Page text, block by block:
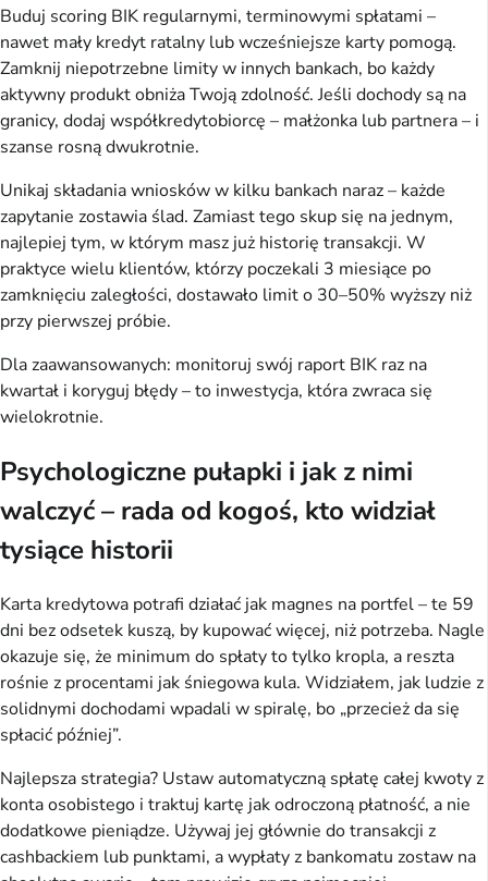
Buduj scoring BIK regularnymi, terminowymi spłatami –
nawet mały kredyt ratalny lub wcześniejsze karty pomogą.
Zamknij niepotrzebne limity w innych bankach, bo każdy
aktywny produkt obniża Twoją zdolność. Jeśli dochody są na
granicy, dodaj współkredytobiorcę – małżonka lub partnera – i
szanse rosną dwukrotnie.
Unikaj składania wniosków w kilku bankach naraz – każde
zapytanie zostawia ślad. Zamiast tego skup się na jednym,
najlepiej tym, w którym masz już historię transakcji. W
praktyce wielu klientów, którzy poczekali 3 miesiące po
zamknięciu zaległości, dostawało limit o 30–50% wyższy niż
przy pierwszej próbie.
Dla zaawansowanych: monitoruj swój raport BIK raz na
kwartał i koryguj błędy – to inwestycja, która zwraca się
wielokrotnie.
Psychologiczne pułapki i jak z nimi
walczyć – rada od kogoś, kto widział
tysiące historii
Karta kredytowa potrafi działać jak magnes na portfel – te 59
dni bez odsetek kuszą, by kupować więcej, niż potrzeba. Nagle
okazuje się, że minimum do spłaty to tylko kropla, a reszta
rośnie z procentami jak śniegowa kula. Widziałem, jak ludzie z
solidnymi dochodami wpadali w spiralę, bo „przecież da się
spłacić później”.
Najlepsza strategia? Ustaw automatyczną spłatę całej kwoty z
konta osobistego i traktuj kartę jak odroczoną płatność, a nie
dodatkowe pieniądze. Używaj jej głównie do transakcji z
cashbackiem lub punktami, a wypłaty z bankomatu zostaw na